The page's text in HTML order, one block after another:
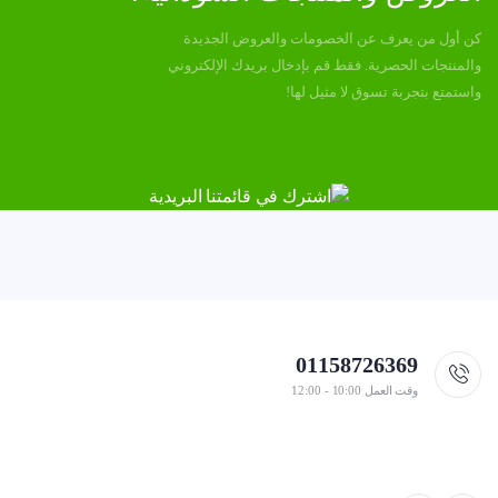
كن أول من يعرف عن الخصومات والعروض الجديدة
والمنتجات الحصرية. فقط قم بإدخال بريدك الإلكتروني
واستمتع بتجربة تسوق لا مثيل لها!
01158726369
وقت العمل 10:00 - 12:00